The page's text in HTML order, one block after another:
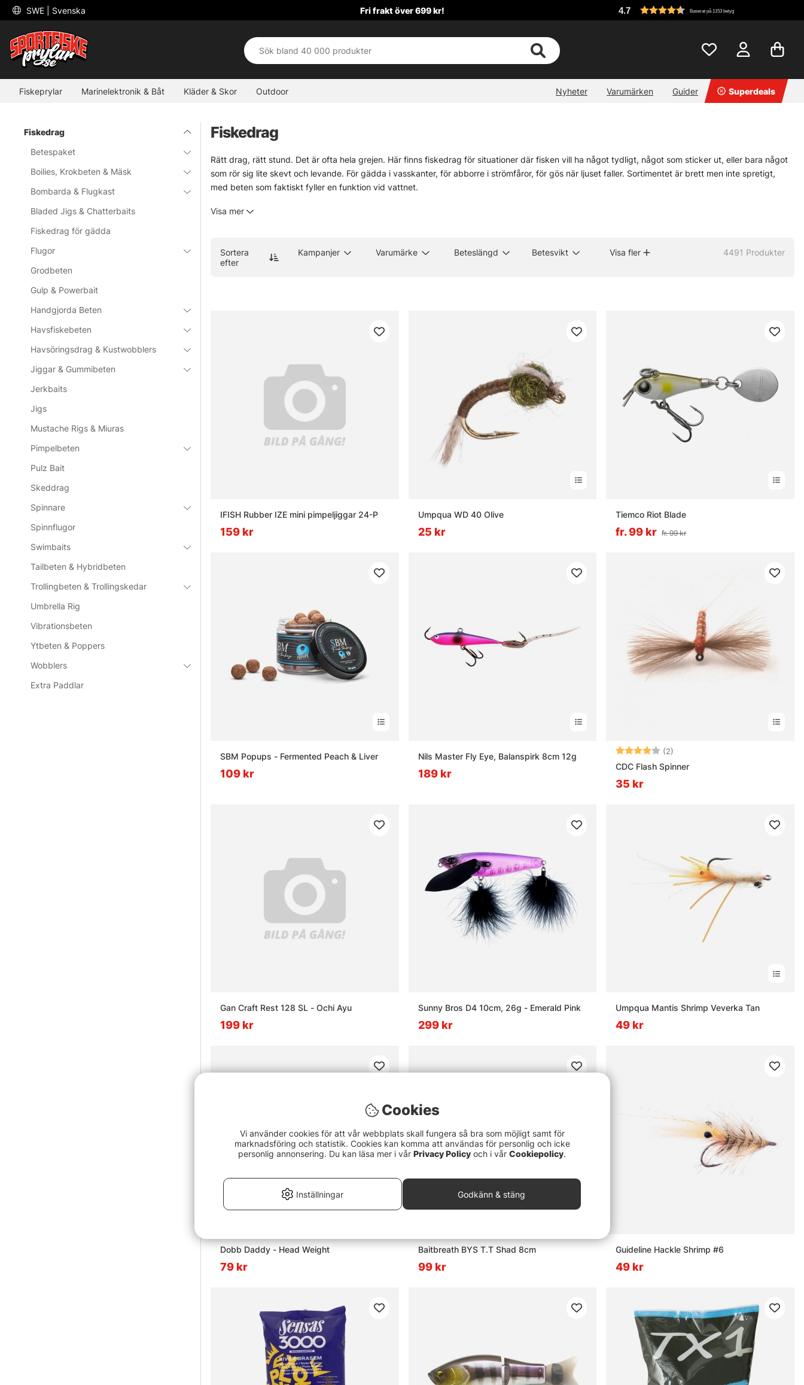
SWE | Svenska Fri frakt över 699 kr! 4.7 Baserat på 1153 betyg
Fiskeprylar Marinelektronik & Båt Kläder & Skor Outdoor Nyheter Varumärken Guider Superdeals
Fiskedrag
Betespaket
Boilies, Krokbeten & Mäsk
Bombarda & Flugkast
Bladed Jigs & Chatterbaits
Fiskedrag för gädda
Flugor
Grodbeten
Gulp & Powerbait
Handgjorda Beten
Havsfiskebeten
Havsöringsdrag & Kustwobblers
Jiggar & Gummibeten
Jerkbaits
Jigs
Mustache Rigs & Miuras
Pimpelbeten
Pulz Bait
Skeddrag
Spinnare
Spinnflugor
Swimbaits
Tailbeten & Hybridbeten
Trollingbeten & Trollingskedar
Umbrella Rig
Vibrationsbeten
Ytbeten & Poppers
Wobblers
Extra Paddlar
Fiskedrag
Rätt drag, rätt stund. Det är ofta hela grejen. Här finns fiskedrag för situationer där fisken vill ha något tydligt, något som sticker ut, eller bara något
som rör sig lite skevt och levande. För gädda i vasskanter, för abborre i strömfåror, för gös när ljuset faller. Sortimentet är brett men inte spretigt,
med beten som faktiskt fyller en funktion vid vattnet.
ett säkert val i många lägen. Och när fisken vill ha något smalt, följsamt och lite mer långsmalt i rörelsen, då är
Jerkbaits Tailbeten Wobblers Alla gäddrag
Vad är ett jerkbait?
Vad är en wobbler?
Visa mer
Sortera
efter
Kampanjer Varumärke Beteslängd Betesvikt Visa fler 4491 Produkter
IFISH Rubber IZE mini pimpeljiggar 24-P
159 kr
Umpqua WD 40 Olive
25 kr
Tiemco Riot Blade
fr. 99 kr fr. 99 kr
SBM Popups - Fermented Peach & Liver
109 kr
Nils Master Fly Eye, Balanspirk 8cm 12g
189 kr
Betyg: (2)
CDC Flash Spinner
35 kr
Gan Craft Rest 128 SL - Ochi Ayu
199 kr
Sunny Bros D4 10cm, 26g - Emerald Pink
299 kr
Umpqua Mantis Shrimp Veverka Tan
49 kr
Dobb Daddy - Head Weight
79 kr
Baitbreath BYS T.T Shad 8cm
99 kr
Guideline Hackle Shrimp #6
49 kr
Cookies
Vi använder cookies för att vår webbplats skall fungera så bra som möjligt samt för
marknadsföring och statistik. Cookies kan komma att användas för personlig och icke
personlig annonsering. Du kan läsa mer i vår Privacy Policy och i vår Cookiepolicy.
Inställningar Godkänn & stäng